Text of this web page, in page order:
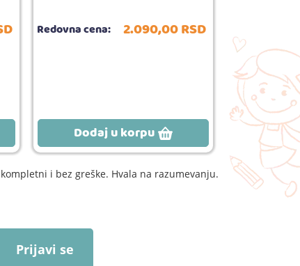
Redovna cena: 2.090,00RSD
Dodaj u korpu
i bez greške. Hvala na razumevanju.
Prijavi se